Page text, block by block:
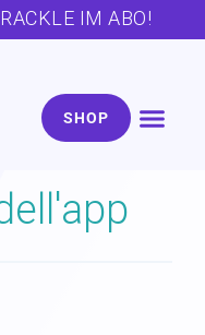
IM ABO!
SHOP